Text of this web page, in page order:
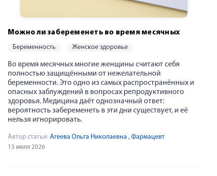
Можно ли забеременеть во время месячных
беременность женское здоровье
Во время месячных многие женщины считают себя
полностью защищёнными от нежелательной
беременности. Это одно из самых распространённых и
опасных заблуждений в вопросах репродуктивного
здоровья. Медицина даёт однозначный ответ:
вероятность забеременеть в эти дни существует, и её
нельзя игнорировать.
Автор статьи: Агеева Ольга Николаевна , Фармацевт
13 июля 2026